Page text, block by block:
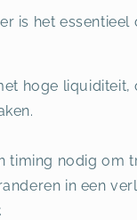
is het
hoge
timing nodig om
in een